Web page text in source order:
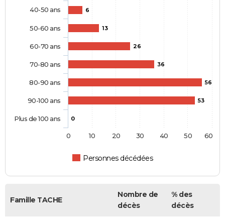
6
13
26
36
56
53
0
Personnes décédées
40-50 ans
50-60 ans
60-70 ans
70-80 ans
80-90 ans
90-100 ans
Plus de 100 ans
0 10 20 30 40 50 60
Famille TACHE
Nombre de
décès
% des
décès